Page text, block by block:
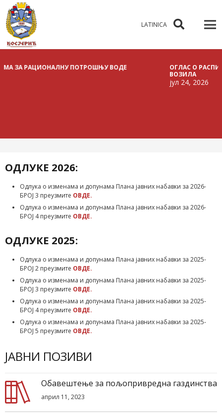
LATINICA
ПОТРОШЊУ ВОДЕ
ОГЛАС О РАСПИСИВАЊУ
јул 24, 2026
ОДЛУКЕ 2026:
Одлука о изменама и допунама Плана јавних набавки за 2026-
БРОЈ 3 преузмите ОВДЕ.
Одлука о изменама и допунама Плана јавних набавки за 2026-
БРОЈ 4 преузмите ОВДЕ.
ОДЛУКЕ 2025:
Одлука о изменама и допунама Плана јавних набавки за 2025-
БРОЈ 2 преузмите ОВДЕ.
Одлука о изменама и допунама Плана јавних набавки за 2025-
БРОЈ 3 преузмите ОВДЕ.
Одлука о изменама и допунама Плана јавних набавки за 2025-
БРОЈ 4 преузмите ОВДЕ.
Одлука о изменама и допунама Плана јавних набавки за 2025-
БРОЈ 5 преузмите ОВДЕ.
ЈАВНИ ПОЗИВИ
Обавештење за пољопривредна газдинства
април 11, 2023